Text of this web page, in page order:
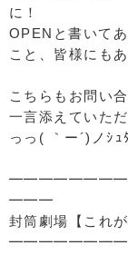
に！
OPENと書いて
こと、皆様にも
こちらもお問い
一言添えていた
っっ( ｀ー´)ノｼｭ
━━━
封筒劇場【これ